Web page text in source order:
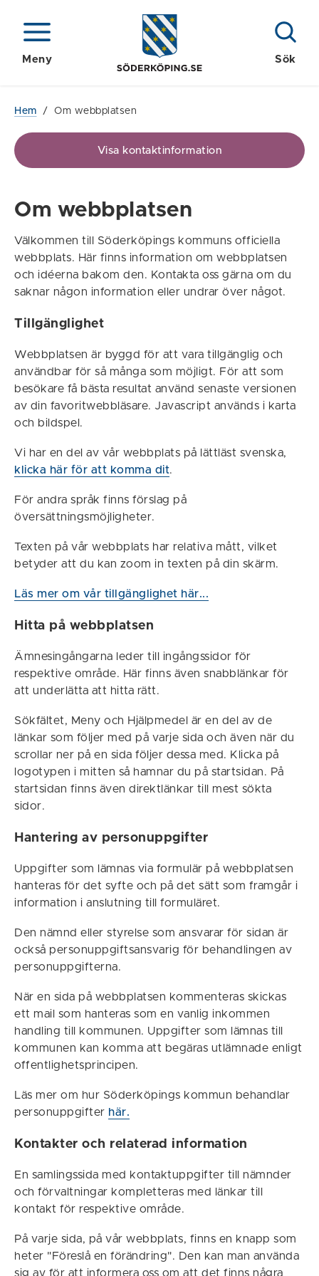
Meny Sök
Hem / Om webbplatsen
Visa kontaktinformation
Om webbplatsen
Välkommen till Söderköpings kommuns officiella
webbplats. Här finns information om webbplatsen
och idéerna bakom den. Kontakta oss gärna om du
saknar någon information eller undrar över något.
Tillgänglighet
Webbplatsen är byggd för att vara tillgänglig och
användbar för så många som möjligt. För att som
besökare få bästa resultat använd senaste versionen
av din favoritwebbläsare. Javascript används i karta
och bildspel.
Vi har en del av vår webbplats på lättläst svenska,
klicka här för att komma dit.
För andra språk finns förslag på
översättningsmöjligheter.
Texten på vår webbplats har relativa mått, vilket
betyder att du kan zoom in texten på din skärm.
Läs mer om vår tillgänglighet här...
Hitta på webbplatsen
Ämnesingångarna leder till ingångssidor för
respektive område. Här finns även snabblänkar för
att underlätta att hitta rätt.
Sökfältet, Meny och Hjälpmedel är en del av de
länkar som följer med på varje sida och även när du
scrollar ner på en sida följer dessa med. Klicka på
logotypen i mitten så hamnar du på startsidan. På
startsidan finns även direktlänkar till mest sökta
sidor.
Hantering av personuppgifter
Uppgifter som lämnas via formulär på webbplatsen
hanteras för det syfte och på det sätt som framgår i
information i anslutning till formuläret.
Den nämnd eller styrelse som ansvarar för sidan är
också personuppgiftsansvarig för behandlingen av
personuppgifterna.
När en sida på webbplatsen kommenteras skickas
ett mail som hanteras som en vanlig inkommen
handling till kommunen. Uppgifter som lämnas till
kommunen kan komma att begäras utlämnade enligt
offentlighetsprincipen.
Läs mer om hur Söderköpings kommun behandlar
personuppgifter här.
Kontakter och relaterad information
En samlingssida med kontaktuppgifter till nämnder
och förvaltningar kompletteras med länkar till
kontakt för respektive område.
På varje sida, på vår webbplats, finns en knapp som
heter "Föreslå en förändring". Den kan man använda
sig av för att informera oss om att det finns några